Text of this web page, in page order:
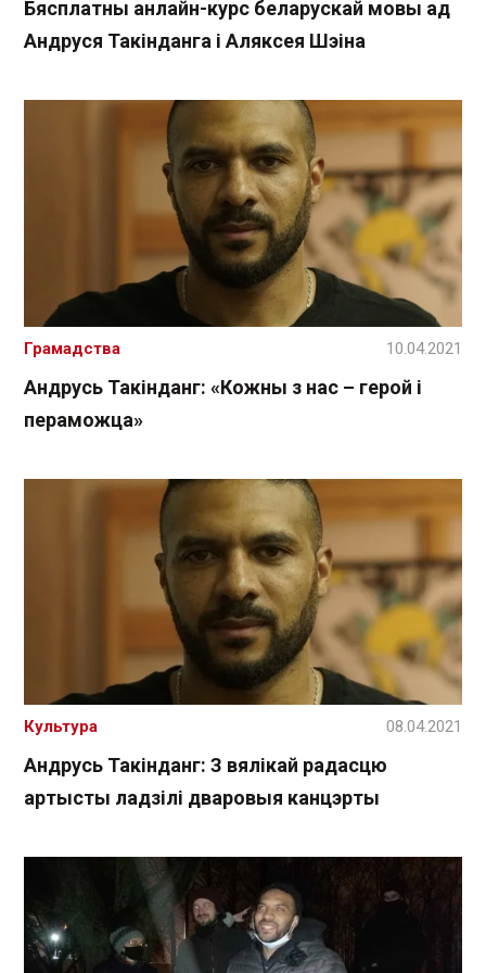
Бясплатны анлайн-курс беларускай мовы ад
Андруся Такінданга і Аляксея Шэіна
Андрусь Такінданг: «Кожны з нас – герой і
пераможца»
Грамадства 10.04.2021
Андрусь Такінданг: З вялікай радасцю
артысты ладзілі дваровыя канцэрты
Культура 08.04.2021